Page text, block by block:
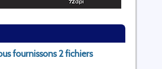
fournissons 2 fichiers